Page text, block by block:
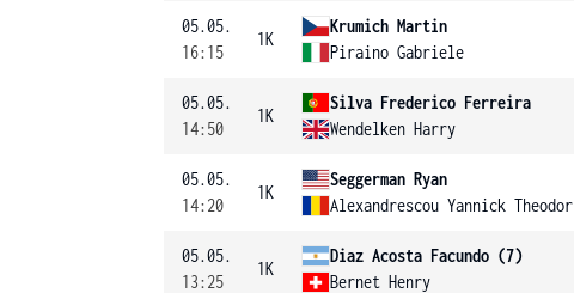
05.05.
16:15
1K
Krumich Martin
Piraino Gabriele
05.05.
14:50
1K
Silva Frederico Ferreira
Wendelken Harry
05.05.
14:20
1K
Seggerman Ryan
Alexandrescou Yannick Theodor
05.05.
13:25
1K
Diaz Acosta Facundo (7)
Bernet Henry